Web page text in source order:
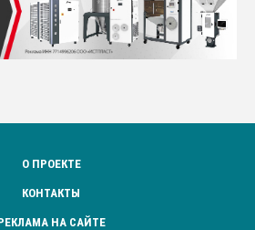
О ПРОЕКТЕ
КОНТАКТЫ
НА САЙТЕ